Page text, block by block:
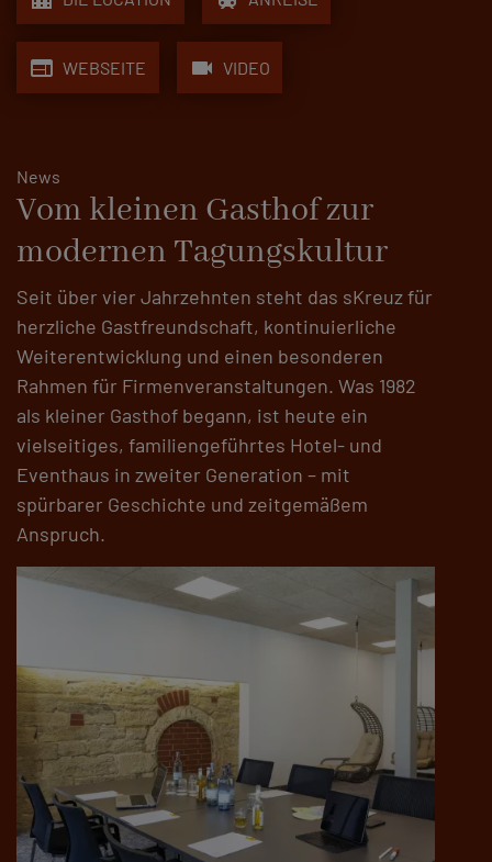
web WEBSEITE videocam VIDEO
News
Vom kleinen Gasthof zur
modernen Tagungskultur
Seit über vier Jahrzehnten steht das sKreuz für
herzliche Gastfreundschaft, kontinuierliche
Weiterentwicklung und einen besonderen
Rahmen für Firmenveranstaltungen. Was 1982
als kleiner Gasthof begann, ist heute ein
vielseitiges, familiengeführtes Hotel- und
Eventhaus in zweiter Generation – mit
spürbarer Geschichte und zeitgemäßem
Anspruch.